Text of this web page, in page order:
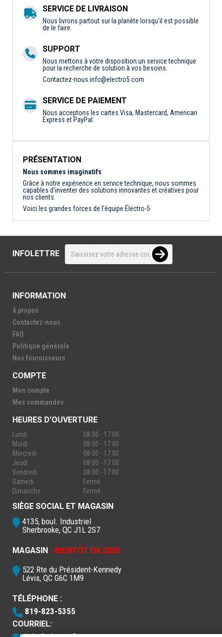
SERVICE DE LIVRAISON
Nous livrons partout sur la planète lorsqu'il est possible
de le faire.
SUPPORT
Nous mettons à votre disposition un service technique
pour la recherche de solution à vos besoins.
Contactez-nous info@electro5.com
SERVICE DE PAIEMENT
Nous acceptons les cartes Visa, Mastercard, American
Express et PayPal.
PRÉSENTATION
Nous sommes imaginatifs
Grâce à notre expérience en service technique, nous sommes
capables d'inventer des solutions innovantes et créatives pour
nos clients.
Voici les grandes forces de l'équipe Électro-5
INFOLETTRE
INFORMATION
À propos
Contactez-nous
FAQ
Politique générale
Nos fournisseurs
COMPTE
Mon compte
Mes commandes
HEURES D'OUVERTURE
Lundi
08:00 - 17:00
Mardi
08:00 - 17:00
Mercredi
08:00 - 17:00
Jeudi
08:00 - 17:00
Vendredi
08:00 - 17:00
Samedi
Fermé
Dimanche
Fermé
SIÈGE SOCIAL ET MAGASIN
4135, boul. Industriel
Sherbrooke, QC J1L 2S7
MAGASIN - BIENTÔT EN 2026
522 Rte du Président-Kennedy
Lévis, QC G6C 1M9
TÉLÉPHONE :
819-823-5355
COURRIEL: